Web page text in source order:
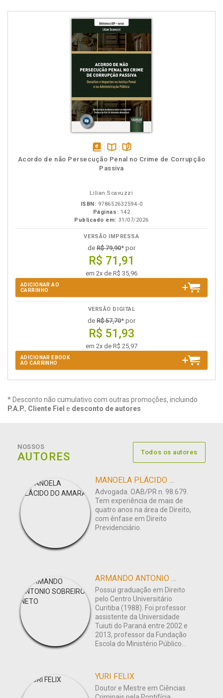
disponível
em
Disponível
na
páginas
Acordo de não Persecução Penal no Crime de Corrupção
Passiva
Lilian Scavuzzi
ISBN: 978652632594-0
Páginas: 142
Publicado em: 31/07/2026
VERSÃO IMPRESSA
de R$ 79,90* por
R$ 71,91
em 2x de R$ 35,96
ADICIONAR AO
CARRINHO
VERSÃO DIGITAL
de R$ 57,70* por
R$ 51,93
em 2x de R$ 25,97
ADICIONAR EBOOK
AO CARRINHO
* Desconto não cumulativo com outras promoções, incluindo
P.A.P., Cliente Fiel e desconto de autores
NOSSOS
AUTORES Todos os autores
MANOELA PLÁCIDO DO AMARAL
Advogada. OAB/PR n. 98.679.
Tem experiência de mais de
quatro anos na área de Direito,
com ênfase em Direito
Previdenciário.
ARMANDO ANTONIO SOBREIRO NETO
Possui graduação em Direito
pelo Centro Universitário
Curitiba (1988). Foi professor
assistente da Universidade
Tuiuti do Paraná entre 2002 e
2013, professor da Fundação
Escola do Ministério Público...
YURI FELIX
Doutor e Mestre em Ciências